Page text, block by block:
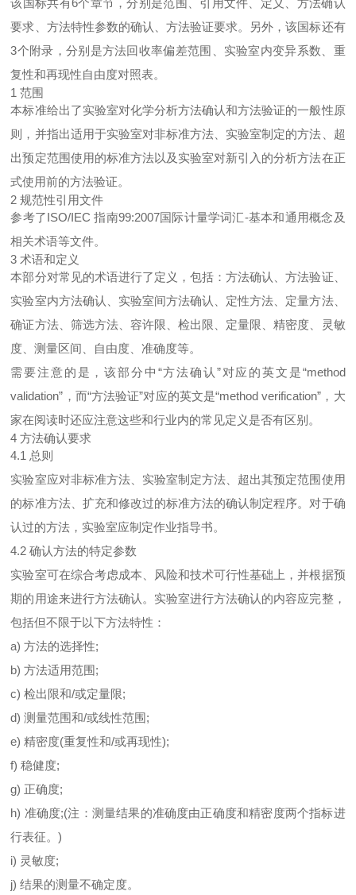
要求、方法特性参数的确认、方法验证要求。另外，该国标还有
3个附录，分别是方法回收率偏差范围、实验室内变异系数、重
复性和再现性自由度对照表。
1 范围
本标准给出了实验室对化学分析方法确认和方法验证的一般性原
则，并指出适用于实验室对非标准方法、实验室制定的方法、超
出预定范围使用的标准方法以及实验室对新引入的分析方法在正
式使用前的方法验证。
2 规范性引用文件
参考了ISO/IEC 指南99:2007国际计量学词汇-基本和通用概念及
相关术语等文件。
3 术语和定义
本部分对常见的术语进行了定义，包括：方法确认、方法验证、
实验室内方法确认、实验室间方法确认、定性方法、定量方法、
确证方法、筛选方法、容许限、检出限、定量限、精密度、灵敏
度、测量区间、自由度、准确度等。
需要注意的是，该部分中“方法确认”对应的英文是“method
validation”，而“方法验证”对应的英文是“method verification”，大
家在阅读时还应注意这些和行业内的常见定义是否有区别。
4 方法确认要求
4.1 总则
实验室应对非标准方法、实验室制定方法、超出其预定范围使用
的标准方法、扩充和修改过的标准方法的确认制定程序。对于确
认过的方法，实验室应制定作业指导书。
4.2 确认方法的特定参数
实验室可在综合考虑成本、风险和技术可行性基础上，并根据预
期的用途来进行方法确认。实验室进行方法确认的内容应完整，
包括但不限于以下方法特性：
a) 方法的选择性;
b) 方法适用范围;
c) 检出限和/或定量限;
d) 测量范围和/或线性范围;
e) 精密度(重复性和/或再现性);
f) 稳健度;
g) 正确度;
h) 准确度;(注：测量结果的准确度由正确度和精密度两个指标进
行表征。)
i) 灵敏度;
j) 结果的测量不确定度。